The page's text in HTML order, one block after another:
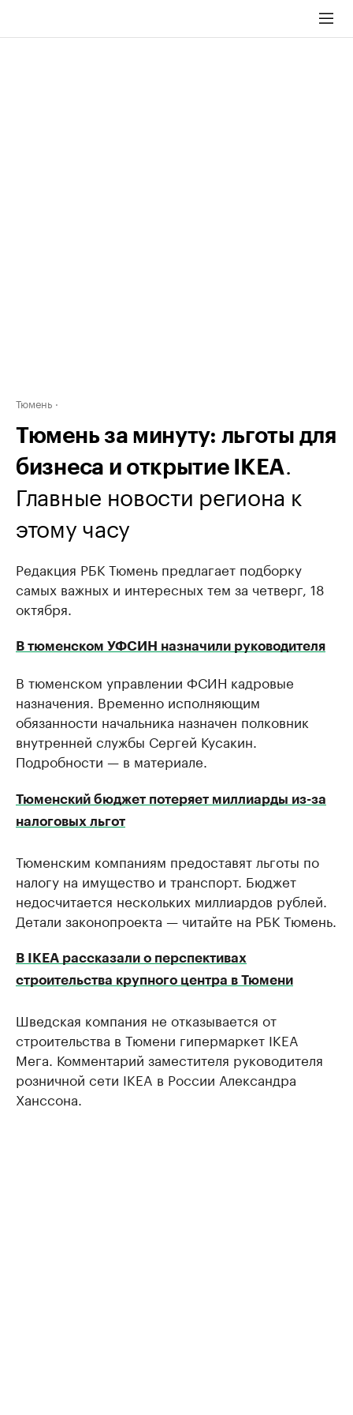
Тюмень
Тюмень за минуту: льготы для
бизнеса и открытие IKEA.
Главные новости региона к
этому часу
Редакция РБК Тюмень предлагает подборку
самых важных и интересных тем за четверг, 18
октября.
В тюменском УФСИН назначили руководителя
В тюменском управлении ФСИН кадровые
назначения. Временно исполняющим
обязанности начальника назначен полковник
внутренней службы Сергей Кусакин.
Подробности — в материале.
Тюменский бюджет потеряет миллиарды из-за
налоговых льгот
Тюменским компаниям предоставят льготы по
налогу на имущество и транспорт. Бюджет
недосчитается нескольких миллиардов рублей.
Детали законопроекта — читайте на РБК Тюмень.
В IKEA рассказали о перспективах
строительства крупного центра в Тюмени
Шведская компания не отказывается от
строительства в Тюмени гипермаркет IKEA
Мега. Комментарий заместителя руководителя
розничной сети IKEA в России Александра
Ханссона.